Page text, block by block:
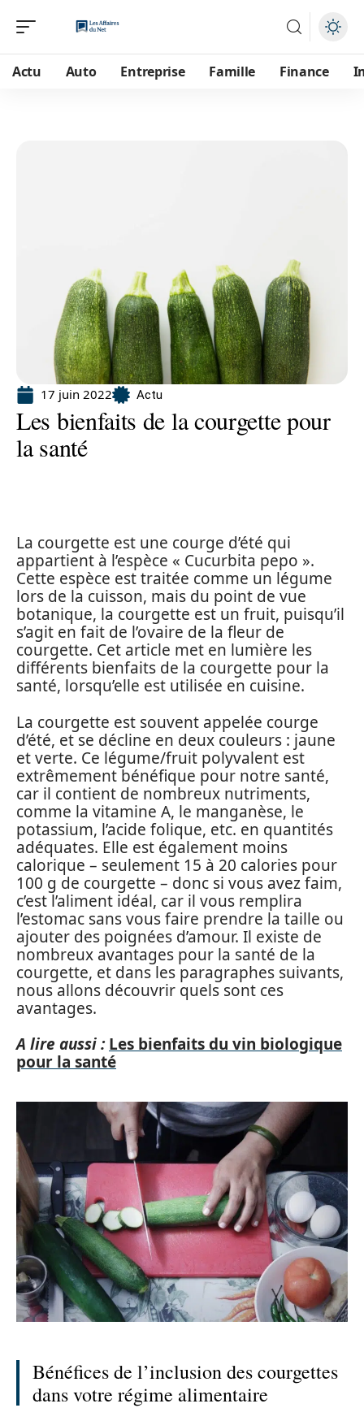
Actu Auto Entreprise Famille Finance
17 juin 2022 Actu
Les bienfaits de la courgette pour
la santé
La courgette est une courge d’été qui
appartient à l’espèce « Cucurbita pepo ».
Cette espèce est traitée comme un légume
lors de la cuisson, mais du point de vue
botanique, la courgette est un fruit, puisqu’il
s’agit en fait de l’ovaire de la fleur de
courgette. Cet article met en lumière les
différents bienfaits de la courgette pour la
santé, lorsqu’elle est utilisée en cuisine.
La courgette est souvent appelée courge
d’été, et se décline en deux couleurs : jaune
et verte. Ce légume/fruit polyvalent est
extrêmement bénéfique pour notre santé,
car il contient de nombreux nutriments,
comme la vitamine A, le manganèse, le
potassium, l’acide folique, etc. en quantités
adéquates. Elle est également moins
calorique – seulement 15 à 20 calories pour
100 g de courgette – donc si vous avez faim,
c’est l’aliment idéal, car il vous remplira
l’estomac sans vous faire prendre la taille ou
ajouter des poignées d’amour. Il existe de
nombreux avantages pour la santé de la
courgette, et dans les paragraphes suivants,
nous allons découvrir quels sont ces
avantages.
A lire aussi : Les bienfaits du vin biologique
pour la santé
Bénéfices de l’inclusion des courgettes
dans votre régime alimentaire